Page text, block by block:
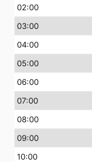
02:00
03:00
04:00
05:00
06:00
07:00
08:00
09:00
10:00